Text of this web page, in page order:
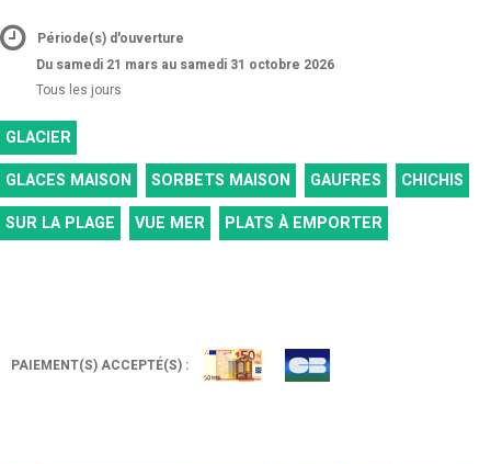
Période(s) d'ouverture
Du samedi 21 mars au samedi 31 octobre 2026
Tous les jours
GLACIER
GLACES MAISON
SORBETS MAISON GAUFRES
CHICHIS
SUR LA PLAGE
VUE MER PLATS À EMPORTER
PAIEMENT(S) ACCEPTÉ(S) :